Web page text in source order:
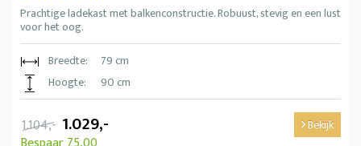
Prachtige ladekast met balkenconstructie. Robuust, stevig en een lust
voor het oog.
Breedte:
79 cm
Hoogte:
90 cm
1.104,- 1.029,- Bekijk